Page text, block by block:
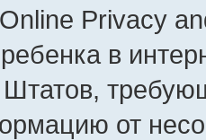
Privacy
в
от